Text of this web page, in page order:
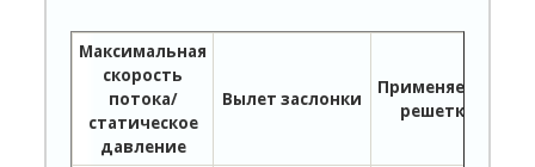
Максимальная
скорость
потока/
статическое
давление
Вылет заслонки
Применяемая
решетка